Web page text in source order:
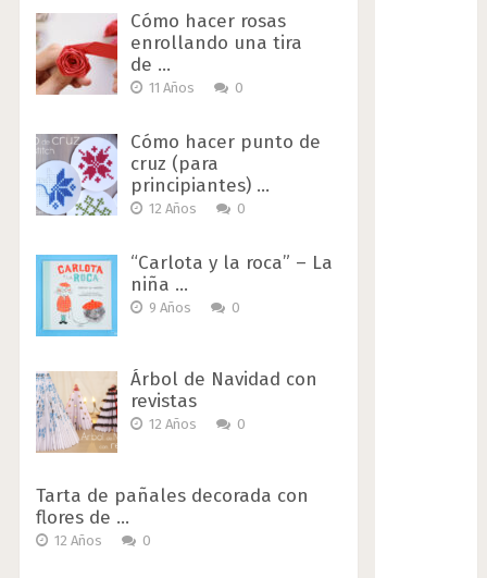
Cómo hacer rosas
enrollando una tira
de …
11 Años 0
Cómo hacer punto de
cruz (para
principiantes) …
12 Años 0
“Carlota y la roca” – La
niña …
9 Años 0
Árbol de Navidad con
revistas
12 Años 0
Tarta de pañales decorada con
flores de …
12 Años 0